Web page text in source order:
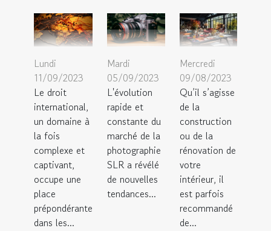
Lundi
11/09/2023
Le droit
international,
un domaine à
la fois
complexe et
captivant,
occupe une
place
prépondérante
dans les...
Mardi
05/09/2023
L'évolution
rapide et
constante du
marché de la
photographie
SLR a révélé
de nouvelles
tendances...
Mercredi
09/08/2023
Qu’il s’agisse
de la
construction
ou de la
rénovation de
votre
intérieur, il
est parfois
recommandé
de...